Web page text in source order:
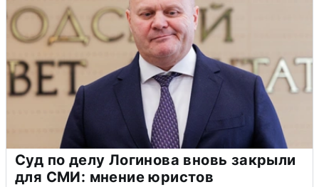
Суд по делу Логинова вновь закрыли
для СМИ: мнение юристов